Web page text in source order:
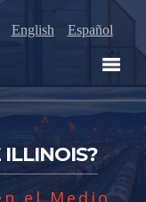
English Español
ILLINOIS?
el Medio